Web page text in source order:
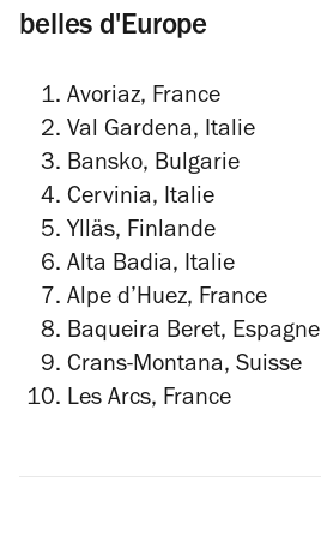
belles d'Europe
Avoriaz, France
Val Gardena, Italie
Bansko, Bulgarie
Cervinia, Italie
Ylläs, Finlande
Alta Badia, Italie
Alpe d’Huez, France
Baqueira Beret, Espagne
Crans-Montana, Suisse
Les Arcs, France